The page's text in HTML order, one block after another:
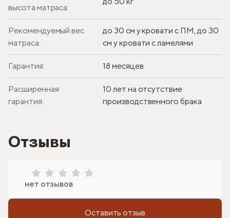
высота матраса:
Рекомендуемый вес
матраса:
до 30 см у кровати с ПМ, до 30
см у кровати с ламелями
Гарантия: 18 месяцев
Расширенная
гарантия:
10 лет на отсутствие
производственного брака
Отзывы
нет отзывов
Оставить отзыв